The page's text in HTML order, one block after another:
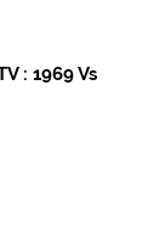
: 1969 Vs